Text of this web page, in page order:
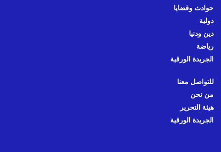
حوادث وقضايا
دولية
دين ودنيا
رياضة
الجريدة الورقية
للتواصل معنا
من نحن
هيئة التحرير
الجريدة الورقية